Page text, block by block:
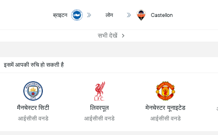
ब्राइटन लोन Castellon
सभी देखें
इसमें आपकी रुचि हो सकती है
मैनचेस्टर सिटी
आईसीसी वनडे
लिवरपूल
आईसीसी वनडे
मेनचेस्टर यूनाइटेड
आईसीसी वनडे